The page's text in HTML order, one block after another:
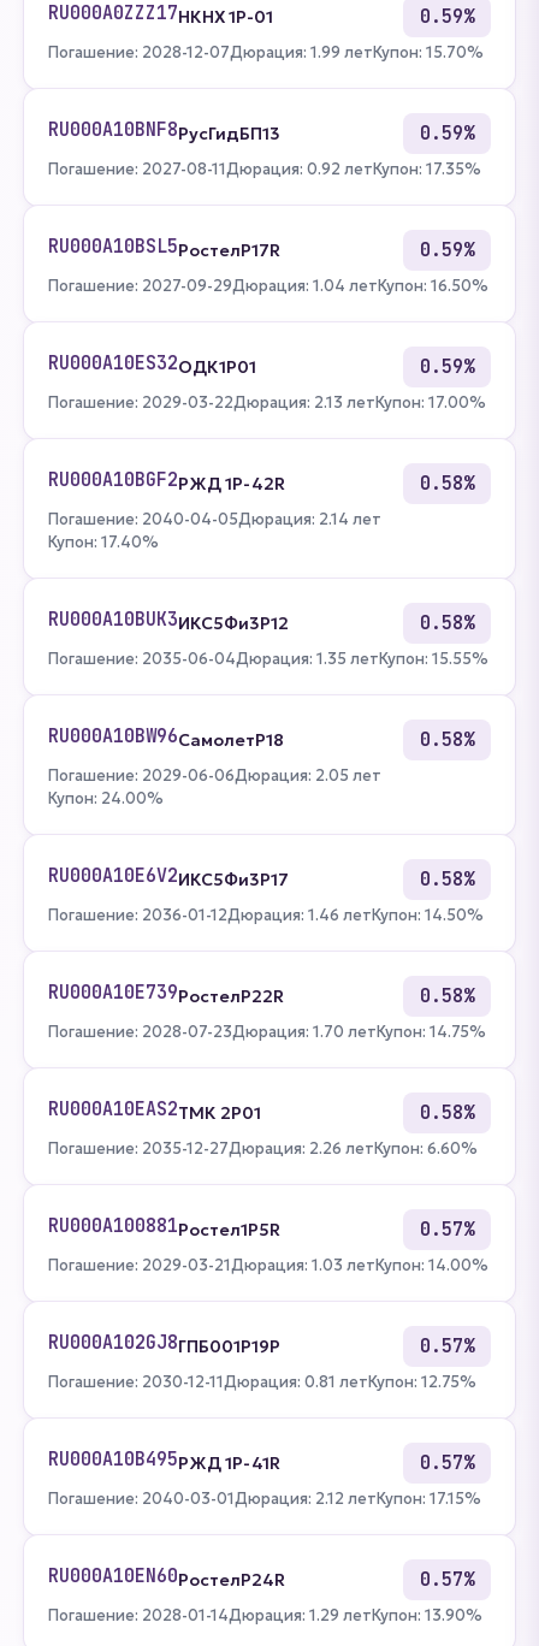
RU000A0ZZZ17НКНХ 1Р-01 0.59%
Погашение: 2028-12-07Дюрация: 1.99 летКупон: 15.70%
RU000A10BNF8РусГидБП13 0.59%
Погашение: 2027-08-11Дюрация: 0.92 летКупон: 17.35%
RU000A10BSL5РостелP17R 0.59%
Погашение: 2027-09-29Дюрация: 1.04 летКупон: 16.50%
RU000A10ES32ОДК1Р01 0.59%
Погашение: 2029-03-22Дюрация: 2.13 летКупон: 17.00%
RU000A10BGF2РЖД 1Р-42R 0.58%
Погашение: 2040-04-05Дюрация: 2.14 лет
Купон: 17.40%
RU000A10BUK3ИКС5Фи3P12 0.58%
Погашение: 2035-06-04Дюрация: 1.35 летКупон: 15.55%
RU000A10BW96СамолетP18 0.58%
Погашение: 2029-06-06Дюрация: 2.05 лет
Купон: 24.00%
RU000A10E6V2ИКС5Фи3P17 0.58%
Погашение: 2036-01-12Дюрация: 1.46 летКупон: 14.50%
RU000A10E739РостелP22R 0.58%
Погашение: 2028-07-23Дюрация: 1.70 летКупон: 14.75%
RU000A10EAS2ТМК 2P01 0.58%
Погашение: 2035-12-27Дюрация: 2.26 летКупон: 6.60%
RU000A100881Ростел1P5R 0.57%
Погашение: 2029-03-21Дюрация: 1.03 летКупон: 14.00%
RU000A102GJ8ГПБ001P19P 0.57%
Погашение: 2030-12-11Дюрация: 0.81 летКупон: 12.75%
RU000A10B495РЖД 1Р-41R 0.57%
Погашение: 2040-03-01Дюрация: 2.12 летКупон: 17.15%
RU000A10EN60РостелP24R 0.57%
Погашение: 2028-01-14Дюрация: 1.29 летКупон: 13.90%